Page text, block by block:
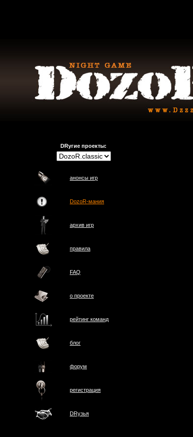
DRугие проекты:
анонсы игр
DozoR-мания
архив игр
правила
FAQ
о проектe
рейтинг команд
блог
форум
регистрация
DRузья